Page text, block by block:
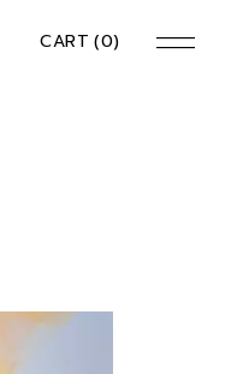
CART (0)